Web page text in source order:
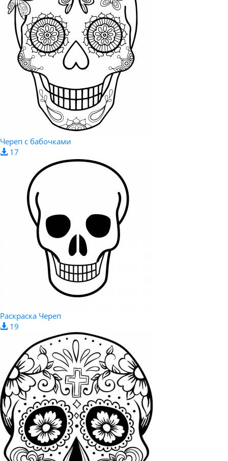
Череп с бабочками
17
Раскраска Череп
19